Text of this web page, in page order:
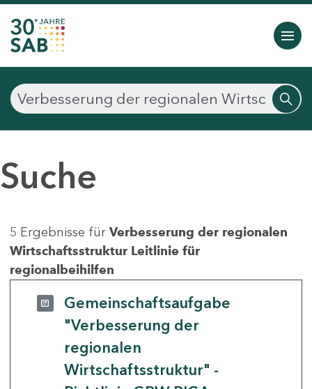
Suche
5 Ergebnisse für Verbesserung der regionalen
Wirtschaftsstruktur Leitlinie für
regionalbeihilfen
Gemeinschaftsaufgabe
"Verbesserung der
regionalen
Wirtschaftsstruktur" -